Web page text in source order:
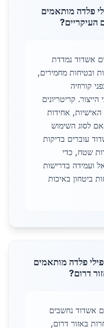
פלדה מותאמים
העיקריים?
אשדוד נמדדת
ובטיחות מחמירים,
קורוזיה
קריטריונים
האישיות, אחידות
לסוג השימוש
עוברים בדיקות
שטח, כדי
ועמידה בדרישות
ביטחון באיכות
פלדה מותאמים
דרום?
אשדוד נחשבים
באזור דרום,